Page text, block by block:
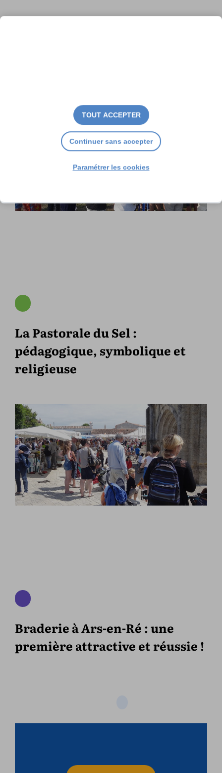
La Pastorale du Sel :
pédagogique, symbolique et
religieuse
Braderie à Ars-en-Ré : une
première attractive et réussie !
TOUT ACCEPTER
Continuer sans accepter
Paramétrer les cookies